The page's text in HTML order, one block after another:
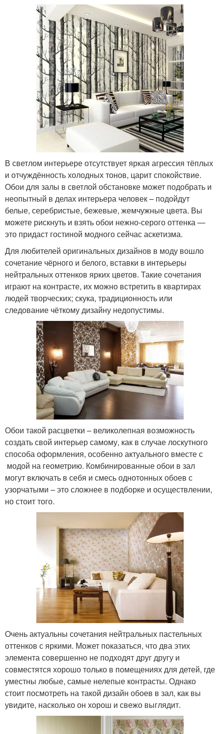
В светлом интерьере отсутствует яркая агрессия тёплых
и отчуждённость холодных тонов, царит спокойствие.
Обои для залы в светлой обстановке может подобрать и
неопытный в делах интерьера человек – подойдут
белые, серебристые, бежевые, жемчужные цвета. Вы
можете рискнуть и взять обои нежно-серого оттенка —
это придаст гостиной модного сейчас аскетизма.
Для любителей оригинальных дизайнов в моду вошло
сочетание чёрного и белого, вставки в интерьеры
нейтральных оттенков ярких цветов. Такие сочетания
играют на контрасте, их можно встретить в квартирах
людей творческих; скука, традиционность или
следование чёткому дизайну недопустимы.
Обои такой расцветки – великолепная возможность
создать свой интерьер самому, как в случае лоскутного
способа оформления, особенно актуального вместе с
модой на геометрию. Комбинированные обои в зал
могут включать в себя и смесь однотонных обоев с
узорчатыми – это сложнее в подборке и осуществлении,
но стоит того.
Очень актуальны сочетания нейтральных пастельных
оттенков с яркими. Может показаться, что два этих
элемента совершенно не подходят друг другу и
совместятся хорошо только в помещениях для детей, где
уместны любые, самые нелепые контрасты. Однако
стоит посмотреть на такой дизайн обоев в зал, как вы
увидите, насколько он хорош и свежо выглядит.